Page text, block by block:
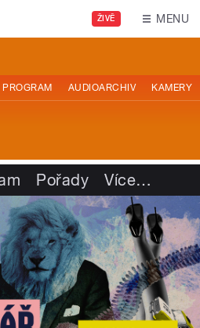
ŽIVĚ MENU
PROGRAM AUDIOARCHIV KAMERY
Pořady Více…